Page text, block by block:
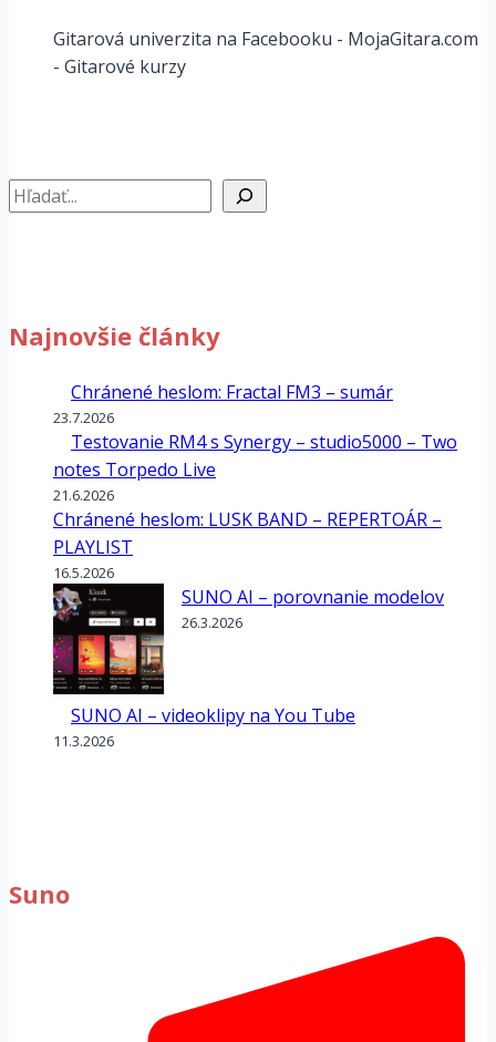
Gitarová univerzita na Facebooku - MojaGitara.com
- Gitarové kurzy
Hľadať
Najnovšie články
Chránené heslom: Fractal FM3 – sumár
23.7.2026
Testovanie RM4 s Synergy – studio5000 – Two
notes Torpedo Live
21.6.2026
Chránené heslom: LUSK BAND – REPERTOÁR –
PLAYLIST
16.5.2026
SUNO AI – porovnanie modelov
26.3.2026
SUNO AI – videoklipy na You Tube
11.3.2026
Suno